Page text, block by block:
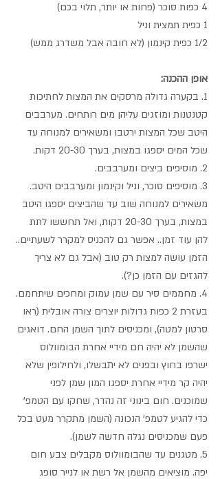
4 כפות סוכר (פחות או יותר, תלוי בכם)
1 כפית תמצית וניל
1/2 כפית קינמון (לא חובה אבל משדרג ממש)
אופן ההכנה:
1. בקערה גדולה מרסקים את המצות לחתיכות
קטנטנות ומוזגים עליהן מים רותחים. מערבבים
היטב שכל המצות ירטבו ומשאירים למנוחה עד
שכל המים יספגו במצות, בערך 20-30 דקות.
2. מוסיפים ביצים ומערבבים.
3. מוסיפים סוכר, וניל וקינמון ומערבבים היטב.
משאירים למנוחה שוב עד שהביצים יספגו היטב
במצות, בערך 20-30 דקות, ואל תחששו לתת
להן עוד זמן.. אפשר גם להכניס למקרר לשעתיים..
הזמן עושה למצות רק טוב (אבל גם לא צריך
להגזים עם הזמן כן?).
4. מחממים סיר עם שמן עמוק ומחכים שיתחמם.
בעזרת 2 כפות גדולות יוצרים צורה אובלית (ראו
סרטון למטה), ומכניסים לתוך השמן החם. דואגים
שהשמן לא יהיה חם מידיי אחרת הבומוולוס
ישרפו בחוץ ובפנים לא יתבשלו, ולחילופין שלא
יהיה קר מידיי אחרת יספגו המון שמן לפני
שמוכנים. חום בינוני זה נהדר, שחקו עם הטמפ'
כדי להגיע לטמפ' הנכונה (השמן מתקרר מעט בכל
פעם שמכניסים נגלה חדשה לשמן).
5. מטגנים עד שהבומוולוס מקבלים צבע חום
יפה. מוציאים מהשמן אל רשת או לנייר סופג